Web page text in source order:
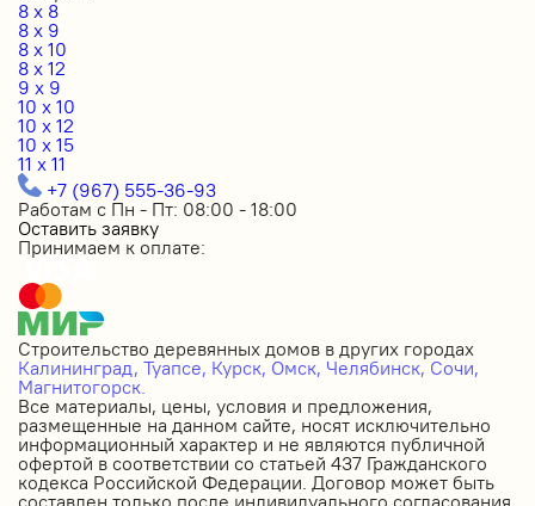
8 x 8
8 x 9
8 x 10
8 x 12
9 x 9
10 x 10
10 x 12
10 x 15
11 x 11
+7 (967) 555-36-93
Работам с Пн - Пт: 08:00 - 18:00
Оставить заявку
Принимаем к оплате:
Строительство деревянных домов в других городах
Калининград, Туапсе, Курск, Омск, Челябинск, Сочи,
Магнитогорск.
Все материалы, цены, условия и предложения,
размещенные на данном сайте, носят исключительно
информационный характер и не являются публичной
офертой в соответствии со статьей 437 Гражданского
кодекса Российской Федерации. Договор может быть
составлен только после индивидуального согласования